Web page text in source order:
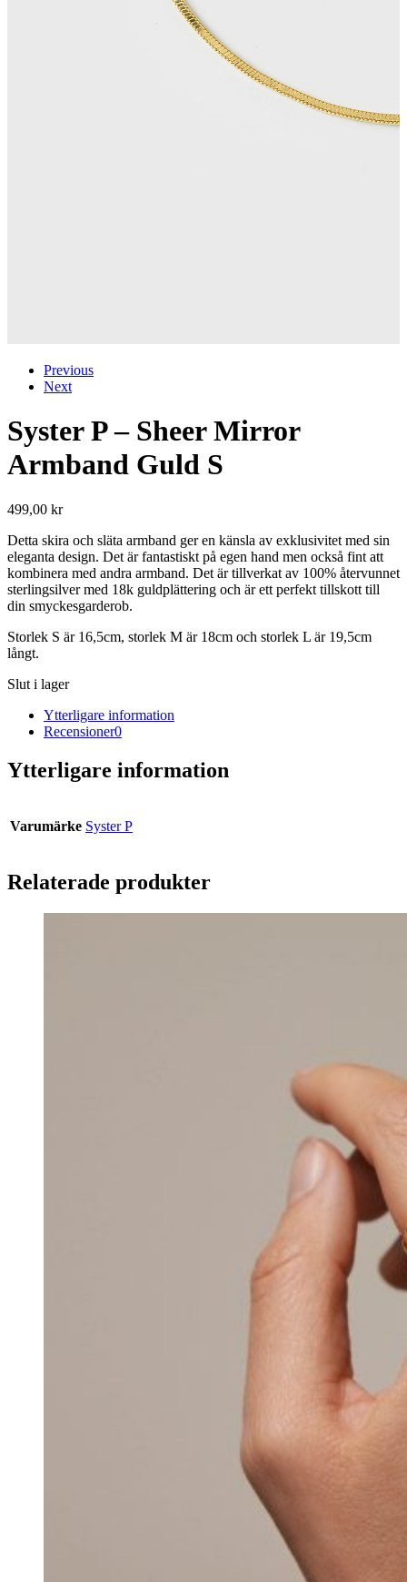
Previous
Next
Syster P – Sheer Mirror
Armband Guld S
499,00 kr
Detta skira och släta armband ger en känsla av exklusivitet med sin
eleganta design. Det är fantastiskt på egen hand men också fint att
kombinera med andra armband. Det är tillverkat av 100% återvunnet
sterlingsilver med 18k guldplättering och är ett perfekt tillskott till
din smyckesgarderob.
Storlek S är 16,5cm, storlek M är 18cm och storlek L är 19,5cm
långt.
Slut i lager
Ytterligare information
Recensioner0
Ytterligare information
Varumärke Syster P
Relaterade produkter